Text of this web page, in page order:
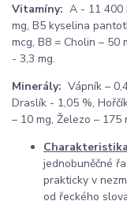
Vitamíny: A - 11 400
mg, B5 kyselina
mcg, B8 = Cholin – 50
- 3,3 mg.
Minerály: Vápník –
Draslík - 1,05 %,
– 10 mg, Železo – 175
jednobuněčné
prakticky v
od řeckého